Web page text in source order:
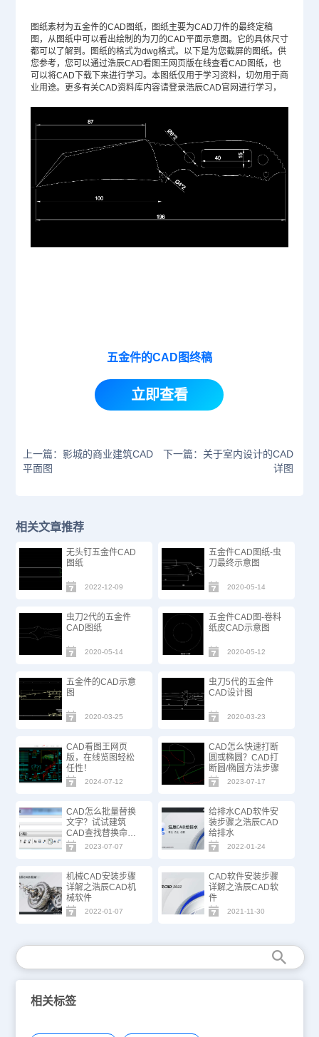
图纸素材为五金件的CAD图纸，图纸主要为CAD刀件的最终定稿
图，从图纸中可以看出绘制的为刀的CAD平面示意图。它的具体尺寸
都可以了解到。图纸的格式为dwg格式。以下是为您截屏的图纸。供
您参考，您可以通过浩辰CAD看图王网页版在线查看CAD图纸，也
可以将CAD下载下来进行学习。本图纸仅用于学习资料，切勿用于商
业用途。更多有关CAD资料库内容请登录浩辰CAD官网进行学习，
五金件的CAD图终稿
立即查看
上一篇：影城的商业建筑CAD
平面图
下一篇：关于室内设计的CAD
详图
相关文章推荐
无头钉五金件CAD
图纸
2022-12-09
五金件CAD图纸-虫
刀最终示意图
2020-05-14
虫刀2代的五金件
CAD图纸
2020-05-14
五金件CAD图-卷料
纸皮CAD示意图
2020-05-12
五金件的CAD示意
图
2020-03-25
虫刀5代的五金件
CAD设计图
2020-03-23
CAD看图王网页
版，在线览图轻松
任性！
2024-07-12
CAD怎么快速打断
圆或椭圆？CAD打
断圆/椭圆方法步骤
2023-07-17
CAD怎么批量替换
文字？试试建筑
CAD查找替换命
令！
2023-07-07
给排水CAD软件安
装步骤之浩辰CAD
给排水
2022-01-24
机械CAD安装步骤
详解之浩辰CAD机
械软件
2022-01-07
CAD软件安装步骤
详解之浩辰CAD软
件
2021-11-30
相关标签